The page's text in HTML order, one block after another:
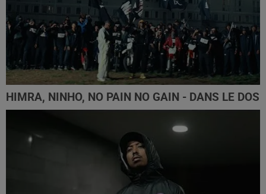
HIMRA, NINHO, NO PAIN NO GAIN - DANS LE DOS